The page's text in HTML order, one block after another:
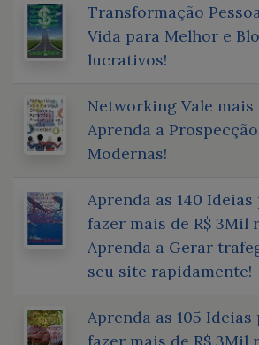
Transformação
Vida para Melhor e
lucrativos!
Networking Vale
Aprenda a
Modernas!
Aprenda as 140 Ideias
fazer mais de R$ 3Mil
Aprenda a Gerar
seu site rapidamente!
Aprenda as 105 Ideias
fazer mais de R$ 3Mil